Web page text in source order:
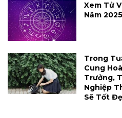
Xem Tử
Năm
Trong
Cung
Trưởng,
Nghiệp
Sẽ Tốt